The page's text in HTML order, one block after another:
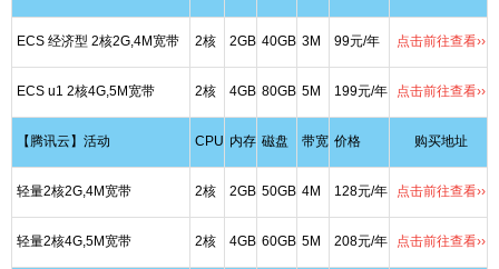
ECS 经济型 2核2G,4M宽带 2核 2GB 40GB 3M 99元/年 点击前往查看››
ECS u1 2核4G,5M宽带 2核 4GB 80GB 5M 199元/年 点击前往查看››
【腾讯云】活动 CPU 内存 磁盘 带宽 价格 购买地址
轻量2核2G,4M宽带 2核 2GB 50GB 4M 128元/年 点击前往查看››
轻量2核4G,5M宽带 2核 4GB 60GB 5M 208元/年 点击前往查看››